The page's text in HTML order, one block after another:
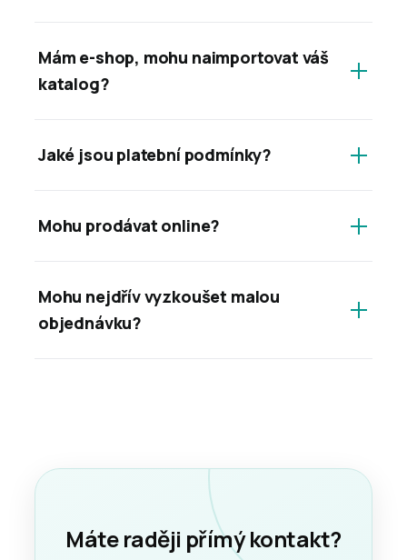
Mám e-shop, mohu naimportovat váš
katalog?
Jaké jsou platební podmínky?
Mohu prodávat online?
Mohu nejdřív vyzkoušet malou
objednávku?
Máte raději přímý kontakt?